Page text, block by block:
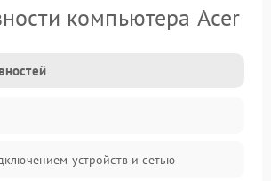
компьютера Acer
устройств и сетью